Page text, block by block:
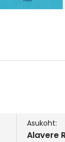
Asukoht:
Alavere